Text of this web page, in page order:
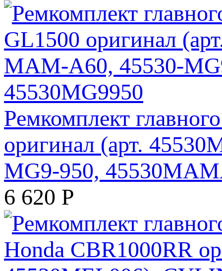
Ремкомплект
оригинал (арт.
MG9-950,
6 620 Р